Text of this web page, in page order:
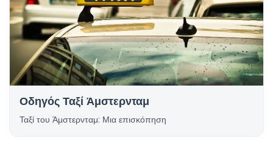
Οδηγός Ταξί Άμστερνταμ
Ταξί του Άμστερνταμ: Μια επισκόπηση